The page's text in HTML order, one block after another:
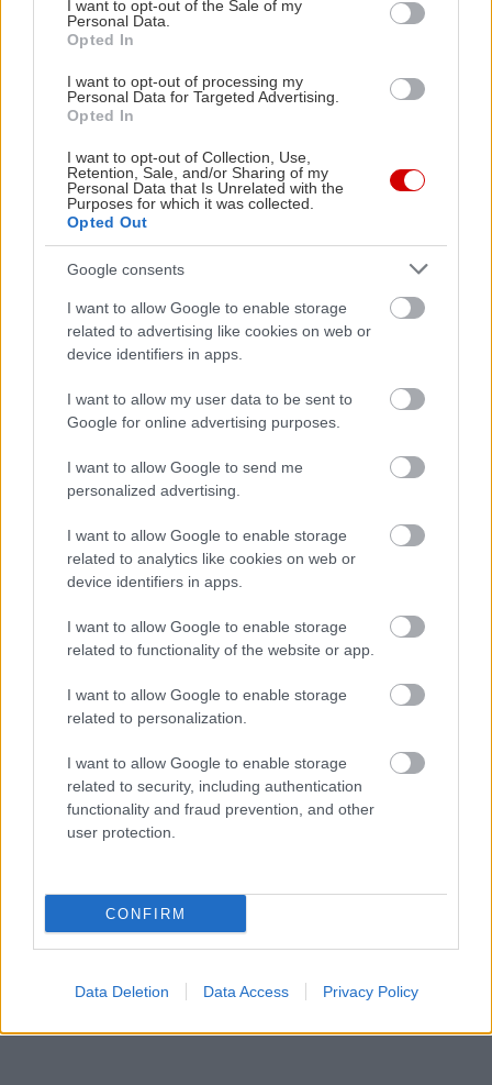
I want to opt-out of the Sale of my
Personal Data.
Opted In
I want to opt-out of processing my
Personal Data for Targeted Advertising.
Opted In
I want to opt-out of Collection, Use,
Retention, Sale, and/or Sharing of my
Personal Data that Is Unrelated with the
Purposes for which it was collected.
Opted Out
Google consents
I want to allow Google to enable storage
related to advertising like cookies on web or
device identifiers in apps.
I want to allow my user data to be sent to
Google for online advertising purposes.
I want to allow Google to send me
personalized advertising.
I want to allow Google to enable storage
related to analytics like cookies on web or
device identifiers in apps.
I want to allow Google to enable storage
related to functionality of the website or app.
I want to allow Google to enable storage
related to personalization.
I want to allow Google to enable storage
related to security, including authentication
functionality and fraud prevention, and other
user protection.
CONFIRM
Data Deletion Data Access Privacy Policy
Attention Warning (DAW) αναλύει τα μοτίβα
πιθανής υπνηλίας ή απόσπασης προσοχής κατά
την οδήγηση. Αυτό το σύστημα λειτουργεί
παράλληλα με το Leading Vehicle Departure
Alert (LVDA), το οποίο ειδοποιεί τον οδηγό όταν
ξεκινήσει το προπορευόμενο όχημα.
Διαθέτει πλέον eCall δεύτερης γενιάς που
βασίζεται στο δίκτυο 4G, το οποίο ειδοποιεί
αυτόματα τις υπηρεσίες έκτακτης ανάγκης εάν
ανοίξουν οι αερόσακοι του οχήματος σε
περίπτωση ατυχήματος. Εναλλακτικά, οι επιβάτες
μπορούν επίσης να ενεργοποιήσουν αυτή τη
λειτουργία με το πάτημα ενός κουμπιού.